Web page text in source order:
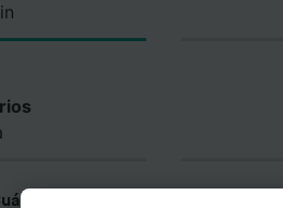
dura el viaje en autobús de